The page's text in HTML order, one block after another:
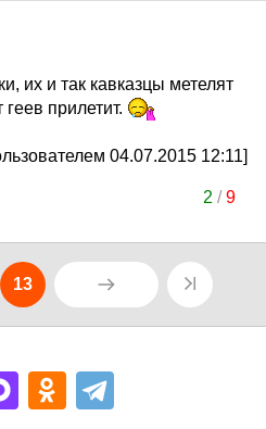
их и так кавказцы метелят
прилетит.
04.07.2015 12:11]
2 /9
13